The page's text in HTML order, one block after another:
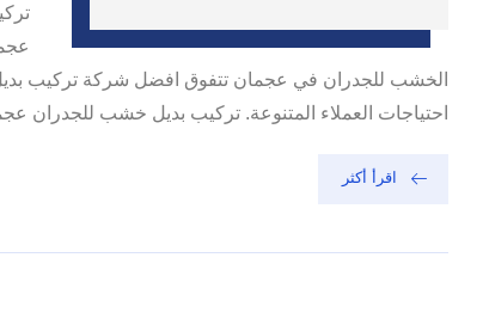
الخشب للجدران في عجمان تتفوق افضل شركة تركيب
احتياجات العملاء المتنوعة. تركيب بديل خشب للجدران
اقرأ أكثر